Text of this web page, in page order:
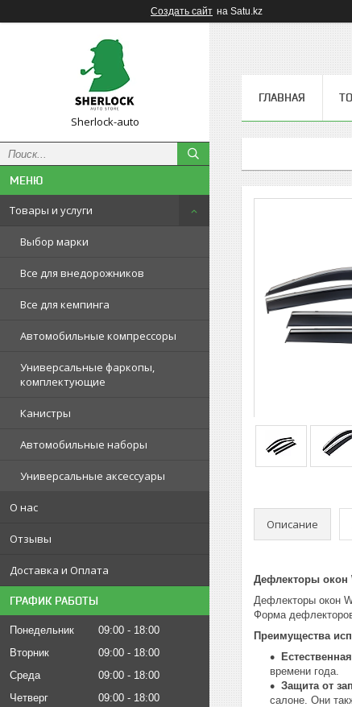
Создать сайт на Satu.kz
Sherlock-auto
Товары и услуги
Выбор марки
Все для внедорожников
Все для кемпинга
Автомобильные компрессоры
Универсальные фаркопы,
комплектующие
Канистры
Автомобильные наборы
Универсальные аксессуары
О нас
Отзывы
Доставка и Оплата
ГРАФИК РАБОТЫ
Понедельник 09:00
18:00
Вторник
09:00
18:00
Среда
09:00
18:00
Четверг
09:00
18:00
ГЛАВНАЯ
Описание
Дефлекторы окон
Дефлекторы окон
Форма
Преимущества
времени года.
Защита от
салоне. Они